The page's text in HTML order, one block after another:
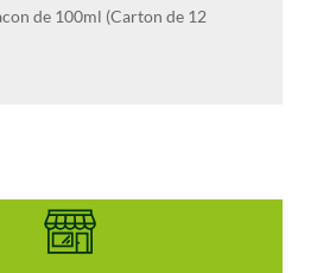
de 100ml (Carton de 12